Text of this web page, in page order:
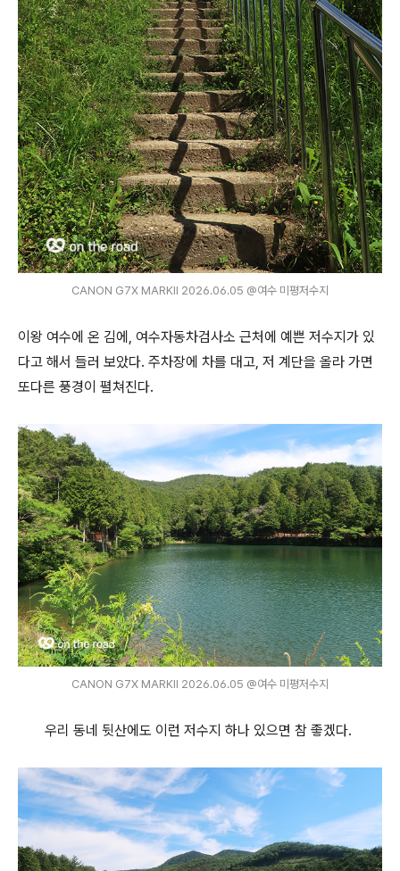
CANON G7X MARKⅡ 2026.06.05 @여수 미평저수지
이왕 여수에 온 김에, 여수자동차검사소 근처에 예쁜 저수지가 있
다고 해서 들러 보았다. 주차장에 차를 대고, 저 계단을 올라 가면
또다른 풍경이 펼쳐진다.
CANON G7X MARKⅡ 2026.06.05 @여수 미평저수지
우리 동네 뒷산에도 이런 저수지 하나 있으면 참 좋겠다.